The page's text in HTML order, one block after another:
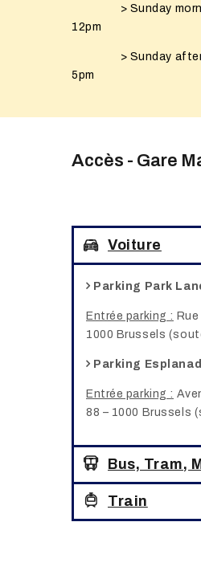
> Sunday
12pm
> Sunday
5pm
Accès - Gare
Voiture
Parking Park
Entrée parking :
1000 Brussels
Parking
Entrée parking :
88 – 1000 Brussels
Bus, Tram,
Train